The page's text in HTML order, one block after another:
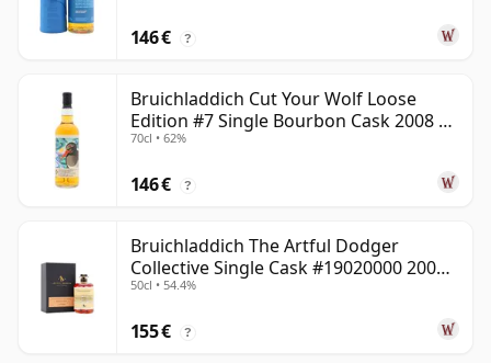
146 € ?
Bruichladdich Cut Your Wolf Loose
Edition #7 Single Bourbon Cask 2008 14
años
70cl • 62%
146 € ?
Bruichladdich The Artful Dodger
Collective Single Cask #19020000 2001
22 años
50cl • 54.4%
155 € ?